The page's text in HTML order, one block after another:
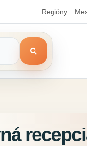
Regióny